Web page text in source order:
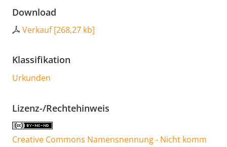
Download
Verkauf[268,27 kb]
Klassifikation
Urkunden
Lizenz-/Rechtehinweis
Creative Commons Namensnennung - Nicht komm